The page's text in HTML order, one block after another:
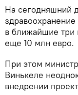
На сегодняшний
в ближайшие три
еще 10 млн евро.
При этом
Винькеле
внедрении